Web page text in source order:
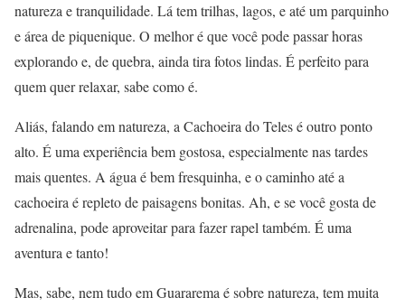
natureza e tranquilidade. Lá tem trilhas, lagos, e até um parquinho
e área de piquenique. O melhor é que você pode passar horas
explorando e, de quebra, ainda tira fotos lindas. É perfeito para
quem quer relaxar, sabe como é.
Aliás, falando em natureza, a Cachoeira do Teles é outro ponto
alto. É uma experiência bem gostosa, especialmente nas tardes
mais quentes. A água é bem fresquinha, e o caminho até a
cachoeira é repleto de paisagens bonitas. Ah, e se você gosta de
adrenalina, pode aproveitar para fazer rapel também. É uma
aventura e tanto!
Mas, sabe, nem tudo em Guararema é sobre natureza, tem muita